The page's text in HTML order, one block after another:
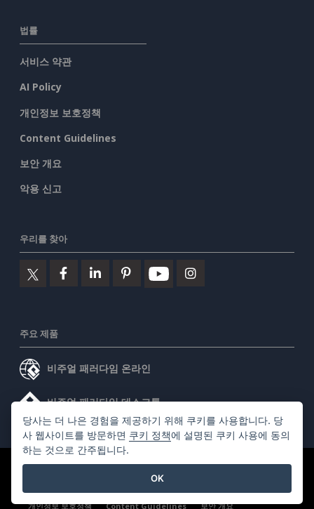
법률
서비스 약관
AI Policy
개인정보 보호정책
Content Guidelines
보안 개요
악용 신고
우리를 찾아
주요 제품
비주얼 패러다임 온라인
비주얼 패러다임 데스크톱
©2026 by Visual Paradigm. 모든 권리 보유.
개인정보 보호정책
Content Guidelines 보안 개요
당사는 더 나은 경험을 제공하기 위해 쿠키를 사용합니다. 당
사 웹사이트를 방문하면 쿠키 정책에 설명된 쿠키 사용에 동의
하는 것으로 간주됩니다.
OK